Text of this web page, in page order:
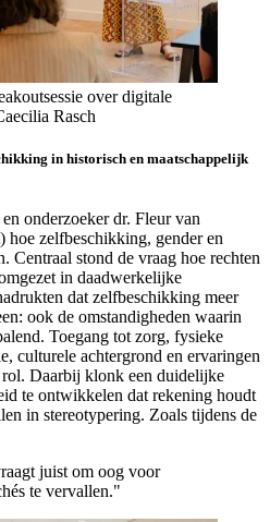
over digitale
Rasch
in historisch en maatschappelijk
onderzoeker dr. Fleur van
zelfbeschikking, gender en
Centraal stond de vraag hoe rechten
in daadwerkelijke
dat zelfbeschikking meer
ook de omstandigheden waarin
Toegang tot zorg, fysieke
culturele achtergrond en ervaringen
rol. Daarbij klonk een duidelijke
te ontwikkelen dat rekening houdt
in stereotypering. Zoals tijdens de
juist om oog voor
te vervallen."